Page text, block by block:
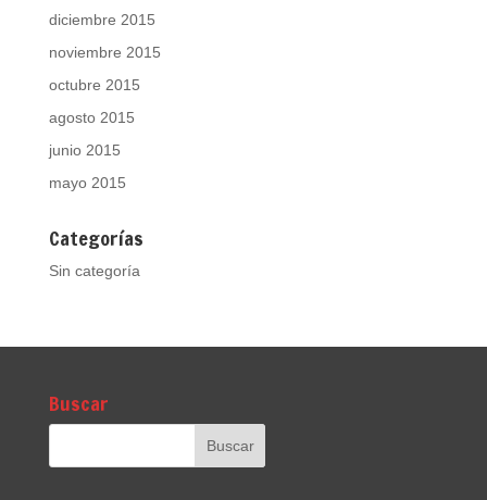
diciembre 2015
noviembre 2015
octubre 2015
agosto 2015
junio 2015
mayo 2015
Categorías
Sin categoría
Buscar